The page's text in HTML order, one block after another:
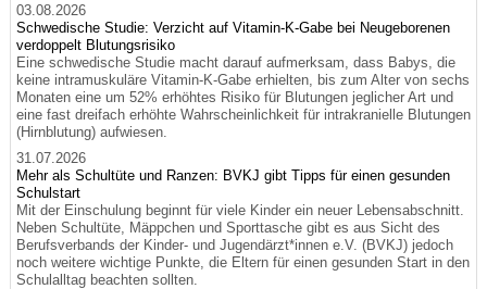
03.08.2026
Schwedische Studie: Verzicht auf Vitamin-K-Gabe bei Neugeborenen
verdoppelt Blutungsrisiko
Eine schwedische Studie macht darauf aufmerksam, dass Babys, die
keine intramuskuläre Vitamin-K-Gabe erhielten, bis zum Alter von sechs
Monaten eine um 52% erhöhtes Risiko für Blutungen jeglicher Art und
eine fast dreifach erhöhte Wahrscheinlichkeit für intrakranielle Blutungen
(Hirnblutung) aufwiesen.
31.07.2026
Mehr als Schultüte und Ranzen: BVKJ gibt Tipps für einen gesunden
Schulstart
Mit der Einschulung beginnt für viele Kinder ein neuer Lebensabschnitt.
Neben Schultüte, Mäppchen und Sporttasche gibt es aus Sicht des
Berufsverbands der Kinder- und Jugendärzt*innen e.V. (BVKJ) jedoch
noch weitere wichtige Punkte, die Eltern für einen gesunden Start in den
Schulalltag beachten sollten.